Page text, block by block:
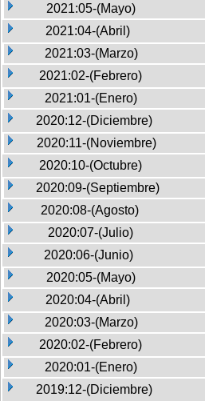
2021:05-(Mayo)
2021:04-(Abril)
2021:03-(Marzo)
2021:02-(Febrero)
2021:01-(Enero)
2020:12-(Diciembre)
2020:11-(Noviembre)
2020:10-(Octubre)
2020:09-(Septiembre)
2020:08-(Agosto)
2020:07-(Julio)
2020:06-(Junio)
2020:05-(Mayo)
2020:04-(Abril)
2020:03-(Marzo)
2020:02-(Febrero)
2020:01-(Enero)
2019:12-(Diciembre)